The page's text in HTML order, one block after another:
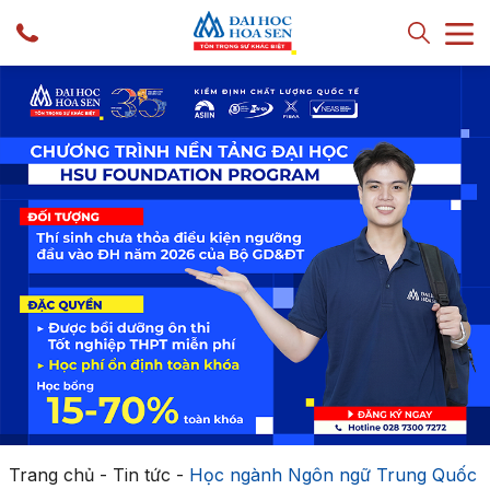
Trang chủ- Tin tức - Học ngành Ngôn ngữ Trung Quốc